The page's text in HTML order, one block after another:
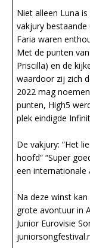
Niet alleen Luna
vakjury bestaande
Faria waren
Met de punten
Priscilla) en de
waardoor zij zich
2022 mag
punten, High5
plek eindigde
De vakjury: “Het
hoofd” “Super
een internationale
Na deze winst
grote avontuur in
Junior Eurovisie